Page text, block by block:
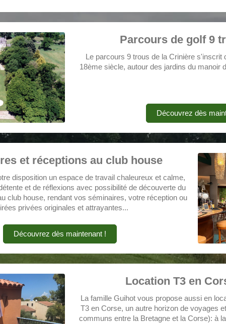
Parcours de golf 9
Le parcours 9 trous de la Crinière s'inscrit
18ème siècle, autour des jardins du manoir
Découvrez dès
et réceptions au club house
disposition un espace de travail chaleureux et calme,
et de réflexions avec possibilité de découverte du
club house, rendant vos séminaires, votre réception ou
privées originales et attrayantes...
Découvrez dès maintenant !
Location T3 en
La famille Guihot vous propose aussi en
T3 en Corse, un autre horizon de voyages
communs entre la Bretagne et la Corse): à